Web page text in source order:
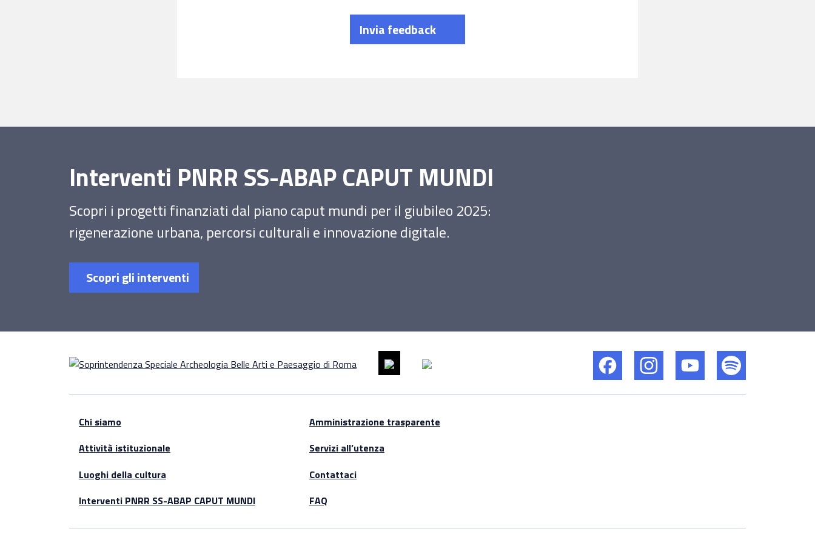
Invia feedback
Interventi PNRR SS-ABAP CAPUT MUNDI
Scopri i progetti finanziati dal piano caput mundi per il giubileo 2025:
rigenerazione urbana, percorsi culturali e innovazione digitale.
Scopri gli interventi
Chi siamo
Attività istituzionale
Luoghi della cultura
Interventi PNRR SS-ABAP CAPUT MUNDI
Amministrazione trasparente
Servizi all’utenza
Contattaci
FAQ